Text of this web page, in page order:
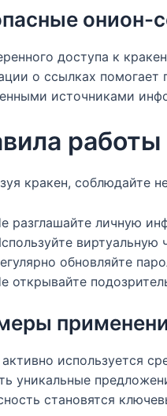
онион-
доступа к
о ссылках помогает
источниками
кракен, соблюдайте
разглашайте личную
виртуальную
обновляйте
открывайте
активно используется
уникальные
становятся